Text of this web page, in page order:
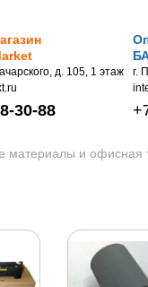
д. 105, 1 этаж
30-88
г.
материалы и офисная